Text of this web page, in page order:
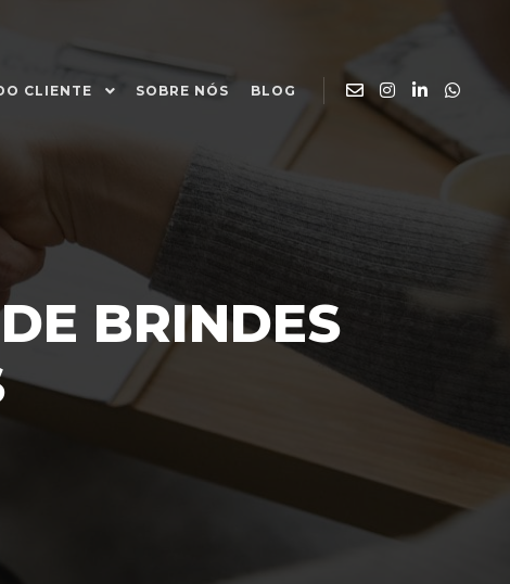
CLIENTE SOBRE NÓS BLOG
BRINDES